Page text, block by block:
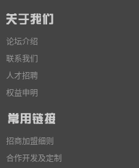
论坛介绍
联系我们
人才招聘
权益申明
招商加盟细则
合作开发及定制